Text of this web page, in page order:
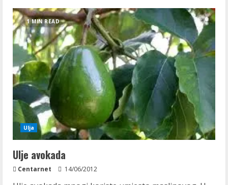
1 MIN READ
Ulja
Ulje avokada
Centarnet 14/06/2012